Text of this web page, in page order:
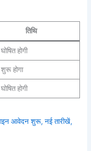
तिथि
होगी
होगा
होगी
आवेदन शुरू, नई तारीखें,